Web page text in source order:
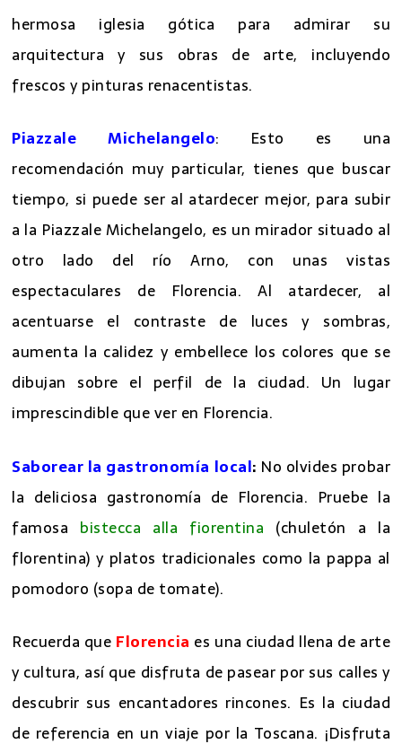
Basílica de Santa María Novella
: Visita esta
hermosa iglesia gótica para admirar su
arquitectura y sus obras de arte, incluyendo
Piazzale Michelangelo: Esto es una
recomendación muy particular, tienes que buscar
tiempo, si puede ser al atardecer mejor, para subir
a la Piazzale Michelangelo, es un mirador situado al
otro lado del río Arno, con unas vistas
espectaculares de Florencia. Al atardecer, al
acentuarse el contraste de luces y sombras,
aumenta la calidez y embellece los colores que se
dibujan sobre el perfil de la ciudad. Un lugar
Saborear la gastronomía local:No olvides probar
la deliciosa gastronomía de Florencia. Pruebe la
famosabistecca alla fiorentina(chuletón a la
florentina) y platos tradicionales como la pappa al
Recuerda queFlorenciaes una ciudad llena de arte
y cultura, así que disfruta de pasear por sus calles y
descubrir sus encantadores rincones. Es la ciudad